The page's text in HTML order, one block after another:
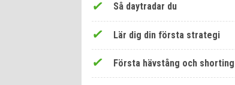
Så daytradar du
Lär dig din första strategi
Första hävstång och shorting